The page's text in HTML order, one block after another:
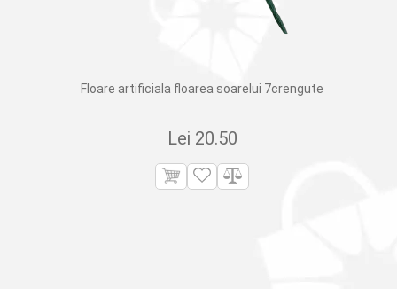
Floare artificiala floarea soarelui 7crengute
Lei 20.50